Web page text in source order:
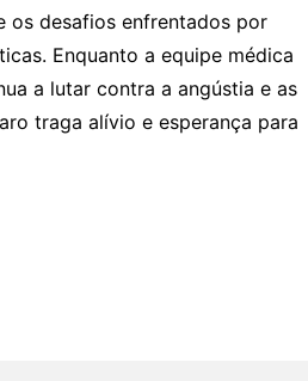
os desafios enfrentados por
Enquanto a equipe médica
a lutar contra a angústia e as
traga alívio e esperança para